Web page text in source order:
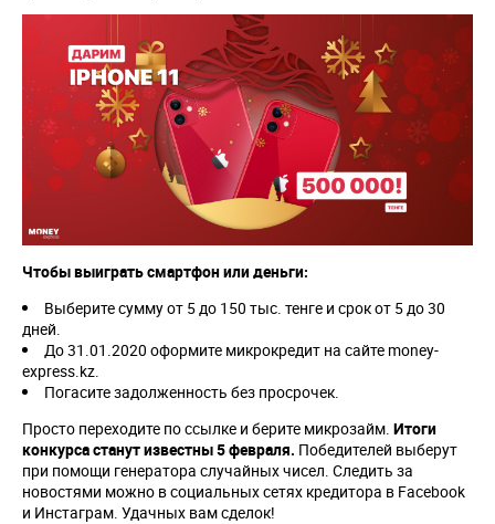
Чтобы выиграть смартфон или деньги:
Выберите сумму от 5 до 150 тыс. тенге и срок от 5 до 30
дней.
До 31.01.2020 оформите микрокредит на сайте money-
express.kz.
Погасите задолженность без просрочек.
Просто переходите по ссылке и берите микрозайм. Итоги
конкурса станут известны 5 февраля. Победителей выберут
при помощи генератора случайных чисел. Следить за
новостями можно в социальных сетях кредитора в Facebook
и Инстаграм. Удачных вам сделок!